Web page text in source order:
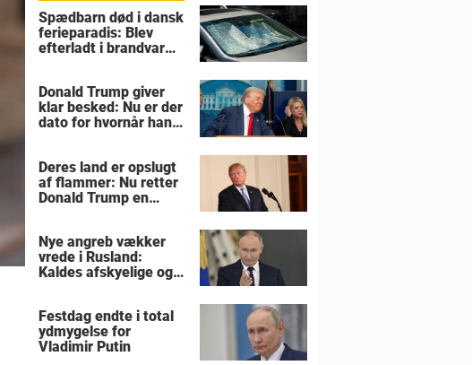
Spædbarn død i dansk
ferieparadis: Blev
efterladt i brandvarm
Donald Trump giver
klar besked: Nu er der
dato for hvornår han
Deres land er opslugt
af flammer: Nu retter
Donald Trump en
Nye angreb vækker
vrede i Rusland:
Kaldes afskyelige og
Festdag endte i total
ydmygelse for
Vladimir Putin